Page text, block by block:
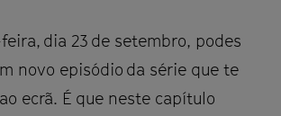
dia 23 de setembro, podes
novo episódio da série que te
ecrã. É que neste capítulo